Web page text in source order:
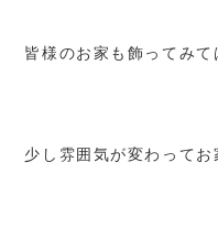
皆様のお家も飾ってみて
少し雰囲気が変わってお